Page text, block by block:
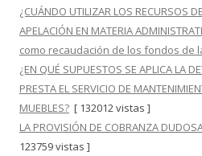
¿CUÁNDO UTILIZAR LOS RECURSOS
APELACIÓN EN MATERIA
como recaudación de los fondos de
¿EN QUÉ SUPUESTOS SE APLICA LA
PRESTA EL SERVICIO DE
MUEBLES? [ 132012 vistas ]
LA PROVISIÓN DE COBRANZA
123759 vistas ]